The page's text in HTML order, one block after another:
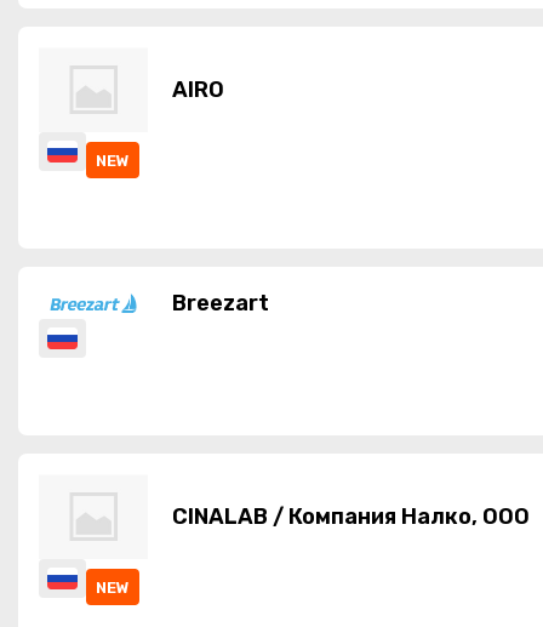
AIRO
NEW
Breezart
CINALAB / Компания Налко, ООО
NEW